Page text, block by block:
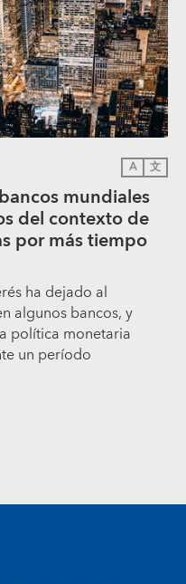
A 文
mundiales
del contexto de
por más tiempo
ha dejado al
algunos bancos, y
política monetaria
un período